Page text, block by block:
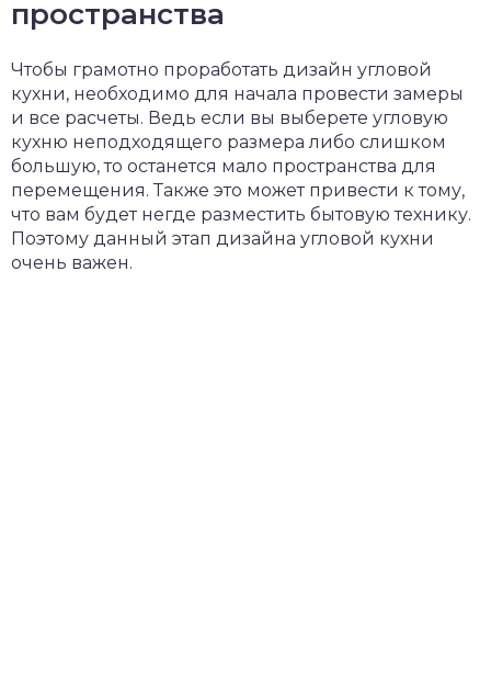
пространства
Чтобы грамотно проработать дизайн угловой
кухни, необходимо для начала провести замеры
и все расчеты. Ведь если вы выберете угловую
кухню неподходящего размера либо слишком
большую, то останется мало пространства для
перемещения. Также это может привести к тому,
что вам будет негде разместить бытовую технику.
Поэтому данный этап дизайна угловой кухни
очень важен.